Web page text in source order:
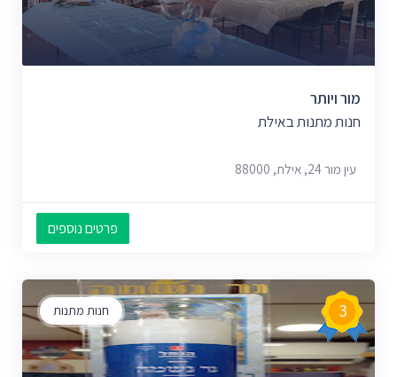
מור ויותר
חנות מתנות באילת
עין מור 24, אילת, 88000
פרטים נוספים
חנות מתנות 3